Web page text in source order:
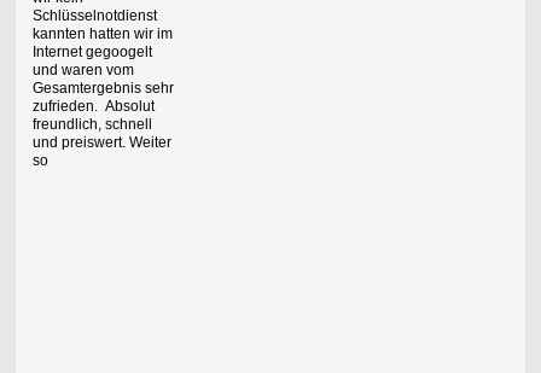
Schlüsselnotdienst
kannten hatten wir im
Internet gegoogelt
und waren vom
Gesamtergebnis sehr
zufrieden. Absolut
freundlich, schnell
und preiswert. Weiter
so